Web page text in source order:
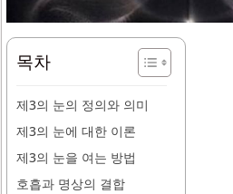
목차
제3의 눈의 정의와 의미
제3의 눈에 대한 이론
제3의 눈을 여는 방법
호흡과 명상의 결합